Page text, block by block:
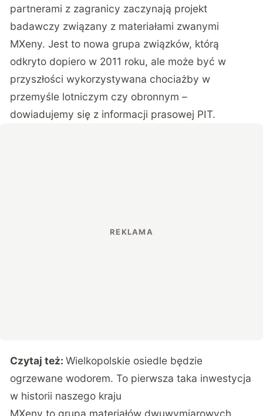
partnerami z zagranicy zaczynają projekt
badawczy związany z materiałami zwanymi
MXeny. Jest to nowa grupa związków, którą
odkryto dopiero w 2011 roku, ale może być w
przyszłości wykorzystywana chociażby w
przemyśle lotniczym czy obronnym –
dowiadujemy się z informacji prasowej PIT.
Czytaj też:Wielkopolskie osiedle będzie
ogrzewane wodorem. To pierwsza taka inwestycja
w historii naszego kraju
MXeny to grupa materiałów dwuwymiarowych,